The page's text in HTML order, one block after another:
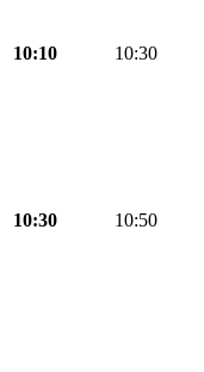
10:10 10:30
10:30 10:50